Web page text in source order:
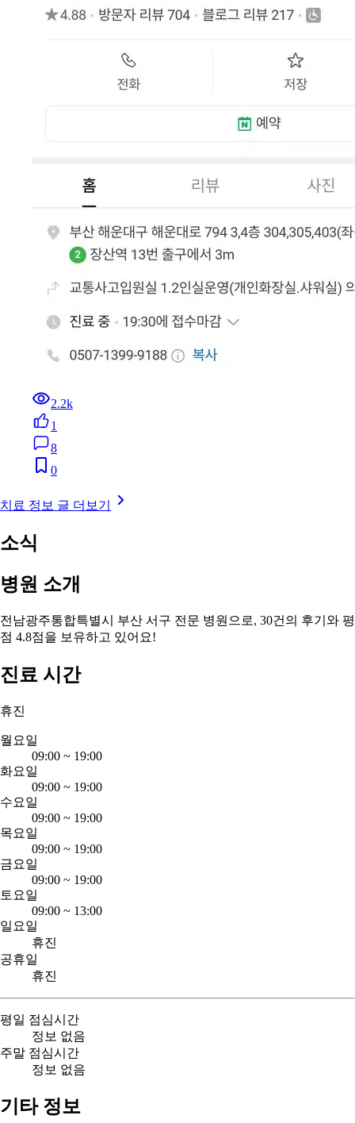
2.2k
1
8
0
치료 정보 글 더보기
소식
병원 소개
전남광주통합특별시 부산 서구 전문 병원으로, 30건의 후기와 평
점 4.8점을 보유하고 있어요!
진료 시간
휴진
월요일
09:00 ~ 19:00
화요일
09:00 ~ 19:00
수요일
09:00 ~ 19:00
목요일
09:00 ~ 19:00
금요일
09:00 ~ 19:00
토요일
09:00 ~ 13:00
일요일
휴진
공휴일
휴진
평일 점심시간
정보 없음
주말 점심시간
정보 없음
기타 정보